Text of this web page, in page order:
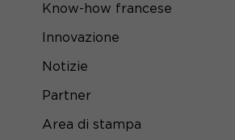
Know-how francese
Innovazione
Notizie
Partner
Area di stampa